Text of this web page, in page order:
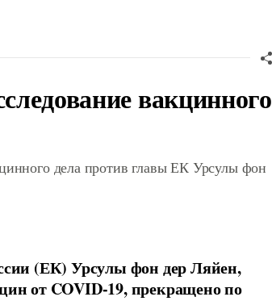
вакцинного
дела против главы ЕК Урсулы фон
(ЕК) Урсулы фон дер Ляйен,
от COVID-19, прекращено по